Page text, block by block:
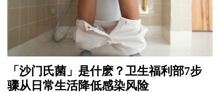
「沙门氏菌」是什麽？卫生福利部7步
骤从日常生活降低感染风险